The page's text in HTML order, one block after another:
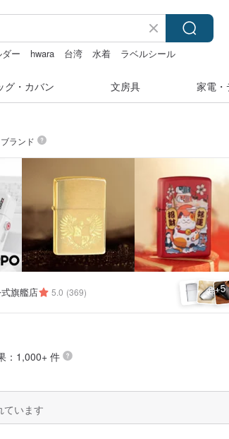
ー hwara 台湾 水着
ラベルシール
グ・カバン 文房具 家電
ランド
旗艦店 5.0 (369) +5
：1,000+ 件
ています